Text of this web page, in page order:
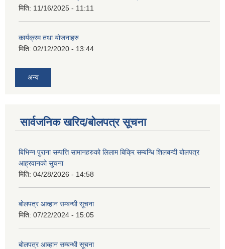
मिति: 11/16/2025 - 11:11
कार्यक्रम तथा योजनाहरु
मिति: 02/12/2020 - 13:44
अन्य
सार्वजनिक खरिद/बोलपत्र सूचना
बिभिन्न पुराना सम्पत्ति सामानहरुको लिलाम बिक्रि सम्बन्धि शिलबन्दी बोलपत्र
आह्रवानको सुचना
मिति: 04/28/2026 - 14:58
बोलपत्र आव्हान सम्बन्धी सूचना
मिति: 07/22/2024 - 15:05
बोलपत्र आव्हान सम्बन्धी सूचना